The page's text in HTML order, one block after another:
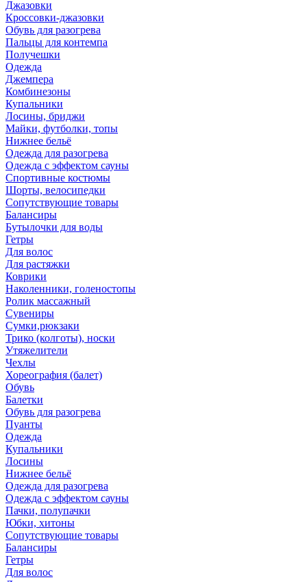
Джазовки
Кроссовки-джазовки
Обувь для разогрева
Пальцы для контемпа
Получешки
Одежда
Джемпера
Комбинезоны
Купальники
Лосины, бриджи
Майки, футболки, топы
Нижнее бельё
Одежда для разогрева
Одежда с эффектом сауны
Спортивные костюмы
Шорты, велосипедки
Сопутствующие товары
Балансиры
Бутылочки для воды
Гетры
Для волос
Для растяжки
Коврики
Наколенники, голеностопы
Ролик массажный
Сувениры
Сумки,рюкзаки
Трико (колготы), носки
Утяжелители
Чехлы
Хореография (балет)
Обувь
Балетки
Обувь для разогрева
Пуанты
Одежда
Купальники
Лосины
Нижнее бельё
Одежда для разогрева
Одежда с эффектом сауны
Пачки, полупачки
Юбки, хитоны
Сопутствующие товары
Балансиры
Гетры
Для волос